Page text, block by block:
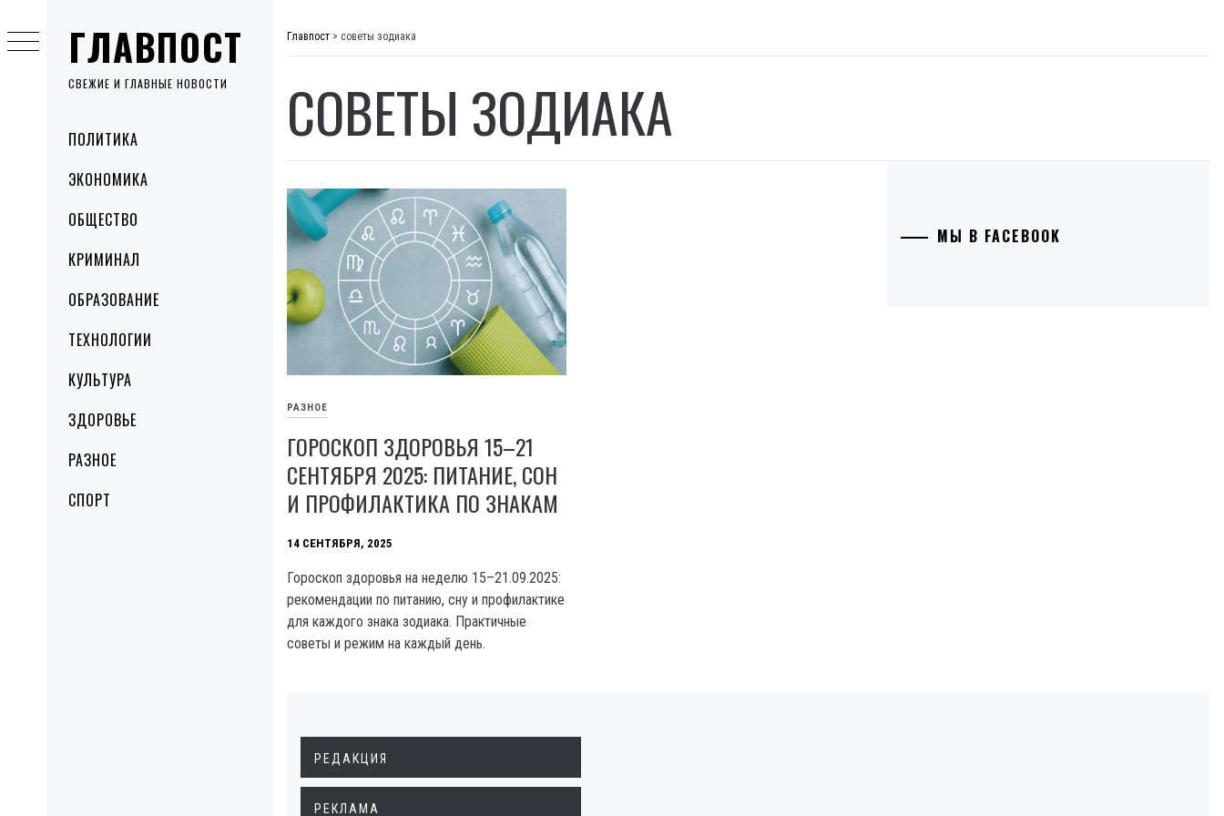
ГЛАВПОСТ
СВЕЖИЕ И ГЛАВНЫЕ НОВОСТИ
MenuПОЛИТИКА
ЭКОНОМИКА
ОБЩЕСТВО
КРИМИНАЛ
ОБРАЗОВАНИЕ
ТЕХНОЛОГИИ
КУЛЬТУРА
ЗДОРОВЬЕ
РАЗНОЕ
СПОРТ
to
content
Главпост > советы зодиака
СОВЕТЫ ЗОДИАКА
РАЗНОЕ
ГОРОСКОП ЗДОРОВЬЯ 15–21
СЕНТЯБРЯ 2025: ПИТАНИЕ, СОН
И ПРОФИЛАКТИКА ПО ЗНАКАМ
14 СЕНТЯБРЯ, 2025
Гороскоп здоровья на неделю 15–21.09.2025:
рекомендации по питанию, сну и профилактике
для каждого знака зодиака. Практичные
советы и режим на каждый день.
МЫ В FACEBOOK
РЕДАКЦИЯ
РЕКЛАМА